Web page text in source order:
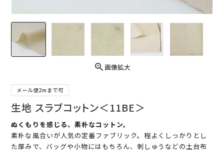
画像拡大
メール便2mまで可
生地 スラブコットン＜11BE＞
ぬくもりを感じる、素朴なコットン。
素朴な風合いが人気の定番ファブリック。程よくしっかりとし
た厚みで、バッグや小物にはもちろん、刺しゅうなどの土台布